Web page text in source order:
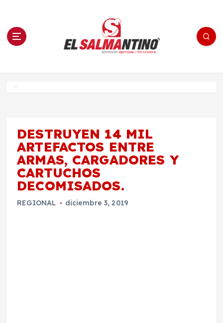
n El Salmantino - medios/noticias/editorial
DESTRUYEN 14 MIL
ARTEFACTOS ENTRE
ARMAS, CARGADORES Y
CARTUCHOS
DECOMISADOS.
REGIONAL diciembre 3, 2019